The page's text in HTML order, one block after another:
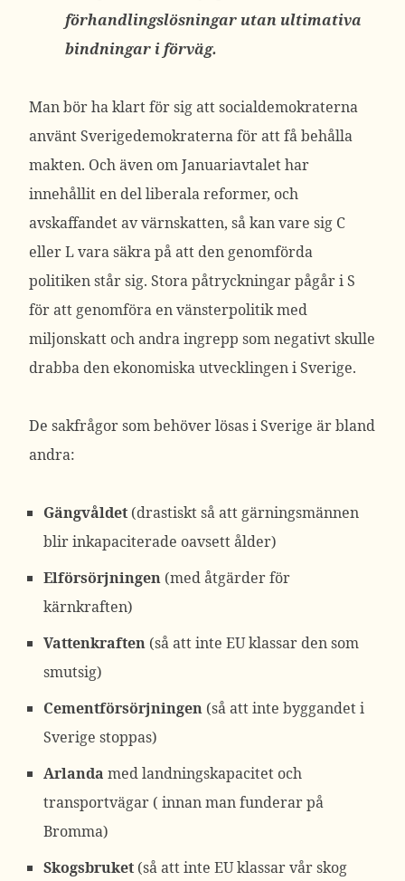
förhandlingslösningar utan ultimativa
bindningar i förväg.
Man bör ha klart för sig att socialdemokraterna
använt Sverigedemokraterna för att få behålla
makten. Och även om Januariavtalet har
innehållit en del liberala reformer, och
avskaffandet av värnskatten, så kan vare sig C
eller L vara säkra på att den genomförda
politiken står sig. Stora påtryckningar pågår i S
för att genomföra en vänsterpolitik med
miljonskatt och andra ingrepp som negativt skulle
drabba den ekonomiska utvecklingen i Sverige.
De sakfrågor som behöver lösas i Sverige är bland
andra:
Gängvåldet (drastiskt så att gärningsmännen
blir inkapaciterade oavsett ålder)
Elförsörjningen (med åtgärder för
kärnkraften)
Vattenkraften (så att inte EU klassar den som
smutsig)
Cementförsörjningen (så att inte byggandet i
Sverige stoppas)
Arlanda med landningskapacitet och
transportvägar ( innan man funderar på
Bromma)
Skogsbruket (så att inte EU klassar vår skog